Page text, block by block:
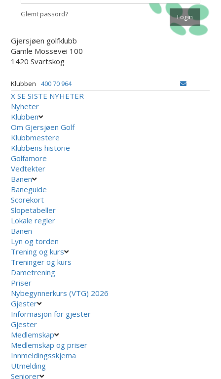
Glemt passord?
Gjersjøen golfklubb
Gamle Mossevei 100
1420 Svartskog
Klubben 400 70 964
X SE SISTE NYHETER
Nyheter
Klubben
Om Gjersjøen Golf
Klubbmestere
Klubbens historie
Golfamore
Vedtekter
Banen
Baneguide
Scorekort
Slopetabeller
Lokale regler
Banen
Lyn og torden
Trening og kurs
Treninger og kurs
Dametrening
Priser
Nybegynnerkurs (VTG) 2026
Gjester
Informasjon for gjester
Gjester
Medlemskap
Medlemskap og priser
Innmeldingsskjema
Utmelding
Seniorer